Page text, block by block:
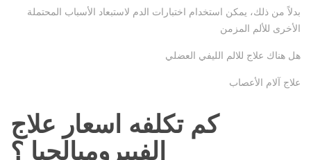
بدلاً من ذلك، يمكن استخدام اختبارات الدم لاستبعاد الأسباب المحتملة
الأخرى للألم المزمن
هل هناك علاج للالم الليفي العضلي
علاج آلام الأعصاب
كم تكلفه اسعار علاج
الفيبروميالجيا ؟